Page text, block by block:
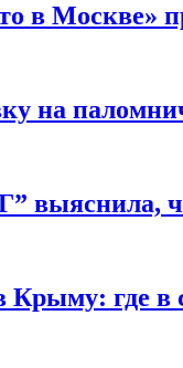
в Москве»
на
выяснила,
Крыму: где в